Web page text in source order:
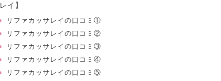
レイ】
リファカッサレイの口コミ①
リファカッサレイの口コミ②
リファカッサレイの口コミ③
リファカッサレイの口コミ④
リファカッサレイの口コミ⑤